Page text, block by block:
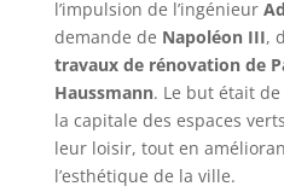
l’impulsion de l’ingénieur
demande de Napoléon III,
travaux de rénovation de
Haussmann. Le but était
la capitale des espaces
leur loisir, tout en
l’esthétique de la ville.